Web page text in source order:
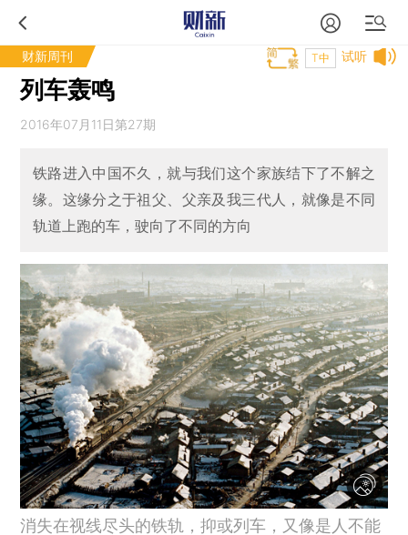
财新周刊 试听
T中
列车轰鸣
2016年07月11日第27期
铁路进入中国不久，就与我们这个家族结下了不解之
缘。这缘分之于祖父、父亲及我三代人，就像是不同
轨道上跑的车，驶向了不同的方向
消失在视线尽头的铁轨，抑或列车，又像是人不能